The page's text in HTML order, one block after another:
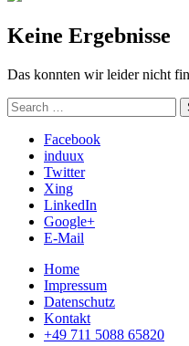
Keine Ergebnisse
Das konnten wir leider nicht
Suchen
nach:
Facebook
induux
Twitter
Xing
LinkedIn
Google+
E-Mail
Home
Impressum
Datenschutz
Kontakt
+49 711 5088 65820